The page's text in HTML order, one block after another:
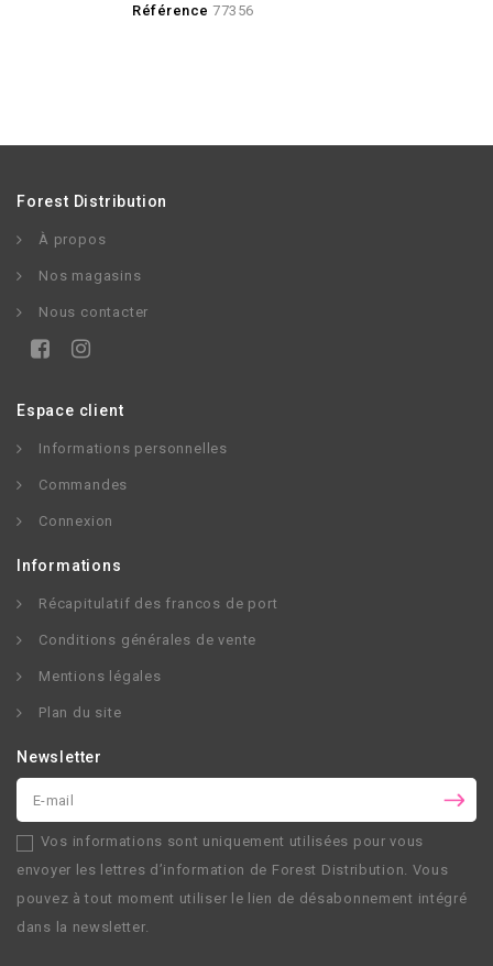
Référence 77356
Forest Distribution
À propos
Nos magasins
Nous contacter
Espace client
Informations personnelles
Commandes
Connexion
Informations
Récapitulatif des francos de port
Conditions générales de vente
Mentions légales
Plan du site
Newsletter
Vos informations sont uniquement utilisées pour vous
envoyer les lettres d’information de Forest Distribution. Vous
pouvez à tout moment utiliser le lien de désabonnement intégré
dans la newsletter.